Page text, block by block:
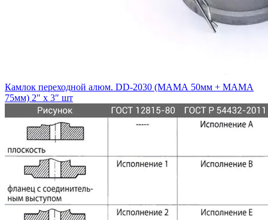
Камлок переходной алюм. DD-2030 (МАМА 50мм + МАМА
75мм) 2″ х 3″ шт